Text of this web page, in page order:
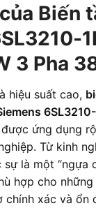
Biến
3 Pha
hiệu suất cao,
được ứng dụng
Từ kinh
là một “ngựa
hợp cho
chính xác và ổn